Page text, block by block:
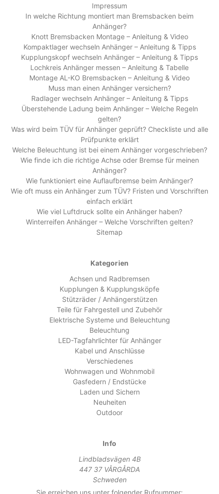
Impressum
In welche Richtung montiert man Bremsbacken beim
Anhänger?
Knott Bremsbacken Montage – Anleitung & Video
Kompaktlager wechseln Anhänger – Anleitung & Tipps
Kupplungskopf wechseln Anhänger – Anleitung & Tipps
Lochkreis Anhänger messen – Anleitung & Tabelle
Montage AL-KO Bremsbacken – Anleitung & Video
Muss man einen Anhänger versichern?
Radlager wechseln Anhänger – Anleitung & Tipps
Überstehende Ladung beim Anhänger – Welche Regeln
gelten?
Was wird beim TÜV für Anhänger geprüft? Checkliste und alle
Prüfpunkte erklärt
Welche Beleuchtung ist bei einem Anhänger vorgeschrieben?
Wie finde ich die richtige Achse oder Bremse für meinen
Anhänger?
Wie funktioniert eine Auflaufbremse beim Anhänger?
Wie oft muss ein Anhänger zum TÜV? Fristen und Vorschriften
einfach erklärt
Wie viel Luftdruck sollte ein Anhänger haben?
Winterreifen Anhänger – Welche Vorschriften gelten?
Sitemap
Kategorien
Achsen und Radbremsen
Kupplungen & Kupplungsköpfe
Stützräder / Anhängerstützen
Teile für Fahrgestell und Zubehör
Elektrische Systeme und Beleuchtung
Beleuchtung
LED-Tagfahrlichter für Anhänger
Kabel und Anschlüsse
Verschiedenes
Wohnwagen und Wohnmobil
Gasfedern / Endstücke
Laden und Sichern
Neuheiten
Outdoor
Info
Lindbladsvägen 4B
447 37 VÅRGÅRDA
Schweden
Sie erreichen uns unter folgender Rufnummer: